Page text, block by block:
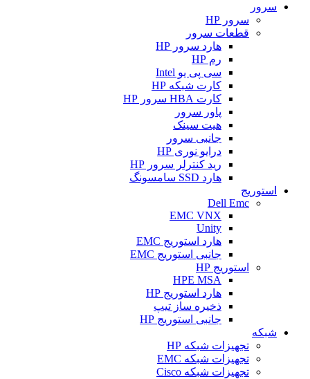
سرور
سرور HP
قطعات سرور
هارد سرور HP
رم HP
سی پی یو Intel
کارت شبکه HP
کارت HBA سرور HP
پاور سرور
هیت سینک
جانبی سرور
درایو نوری HP
رید کنترلر سرور HP
هارد SSD سامسونگ
استوریج
Dell Emc
EMC VNX
Unity
هارد استوریج EMC
جانبی استوریج EMC
استوریج HP
HPE MSA
هارد استوریج HP
ذخیره ساز تیپ
جانبی استوریج HP
شبکه
تجهیزات شبکه HP
تجهیزات شبکه EMC
تجهیزات شبکه Cisco